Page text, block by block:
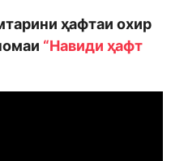
ҳафтаи охир
“Навиди ҳафт